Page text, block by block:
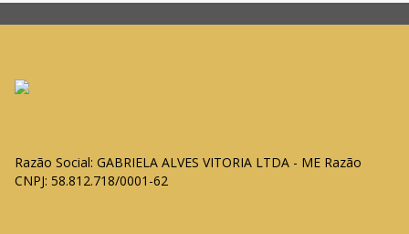
Razão Social: GABRIELA ALVES VITORIA LTDA - ME Razão
CNPJ: 58.812.718/0001-62